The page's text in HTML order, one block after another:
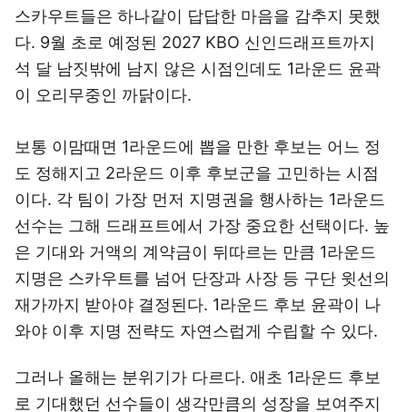
스카우트들은 하나같이 답답한 마음을 감추지 못했
다. 9월 초로 예정된 2027 KBO 신인드래프트까지
석 달 남짓밖에 남지 않은 시점인데도 1라운드 윤곽
이 오리무중인 까닭이다.
보통 이맘때면 1라운드에 뽑을 만한 후보는 어느 정
도 정해지고 2라운드 이후 후보군을 고민하는 시점
이다. 각 팀이 가장 먼저 지명권을 행사하는 1라운드
선수는 그해 드래프트에서 가장 중요한 선택이다. 높
은 기대와 거액의 계약금이 뒤따르는 만큼 1라운드
지명은 스카우트를 넘어 단장과 사장 등 구단 윗선의
재가까지 받아야 결정된다. 1라운드 후보 윤곽이 나
와야 이후 지명 전략도 자연스럽게 수립할 수 있다.
그러나 올해는 분위기가 다르다. 애초 1라운드 후보
로 기대했던 선수들이 생각만큼의 성장을 보여주지